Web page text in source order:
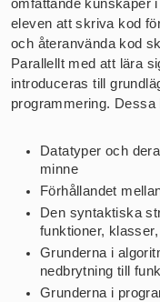
omfattande kunskaper
eleven att skriva kod
och återanvända kod
Parallellt med att lära
introduceras till
programmering. Dessa
Datatyper och
minne
Förhållandet
Den syntaktiska
funktioner,
Grunderna i
nedbrytning till
Grunderna i